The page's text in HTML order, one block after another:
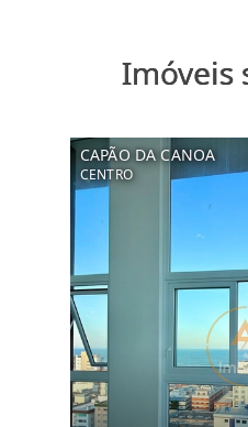
Imóveis
CAPÃO DA CANOA
CENTRO